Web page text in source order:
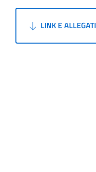
LINK E ALLEGATI